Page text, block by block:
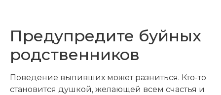
Предупредите буйных
родственников
Поведение выпивших может разниться. Кто-то
становится душкой, желающей всем счастья и